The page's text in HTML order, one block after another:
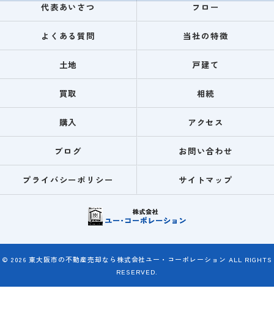
代表あいさつ フロー
よくある質問 当社の特徴
土地 戸建て
買取 相続
購入 アクセス
ブログ お問い合わせ
プライバシーポリシー サイトマップ
© 2026 東大阪市の不動産売却なら株式会社ユー・コーポレーション ALL RIGHTS
RESERVED.